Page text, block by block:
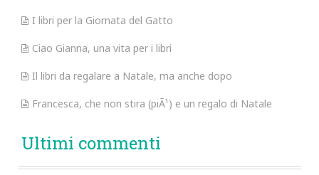
I libri per la Giornata del Gatto
Ciao Gianna, una vita per i libri
Il libri da regalare a Natale, ma anche dopo
Francesca, che non stira (piÃ¹) e un regalo di Natale
Ultimi commenti